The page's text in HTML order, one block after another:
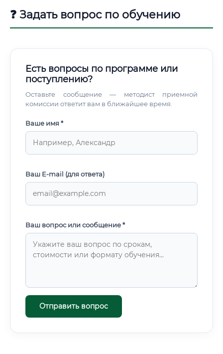
необходимы для работы 🔧 Профессиональные навыки
инженера мебельного производства можно разделить на
обучения и практики.
❓ Задать вопрос по обучению
Есть вопросы по программе или
поступлению?
Оставьте сообщение — методист приемной
комиссии ответит вам в ближайшее время.
Ваше имя *
Ваш E-mail (для ответа)
Ваш вопрос или сообщение *
Отправить вопрос